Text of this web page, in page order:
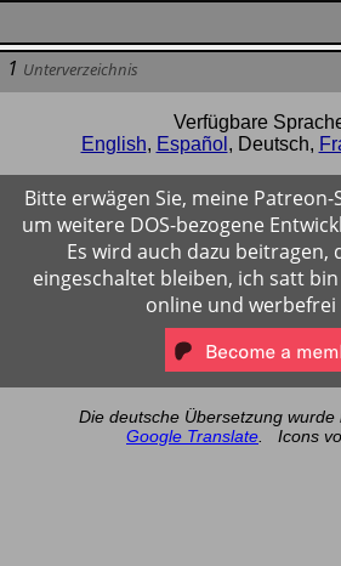
1 Unterverzeichnis
Verfügbare
English, Español , Deutsch,
Bitte erwägen Sie, meine
um weitere DOS-bezogene
Es wird auch dazu beitragen,
eingeschaltet bleiben, ich satt
online und werbefrei
Die deutsche Übersetzung wurde
Google Translate
Icons